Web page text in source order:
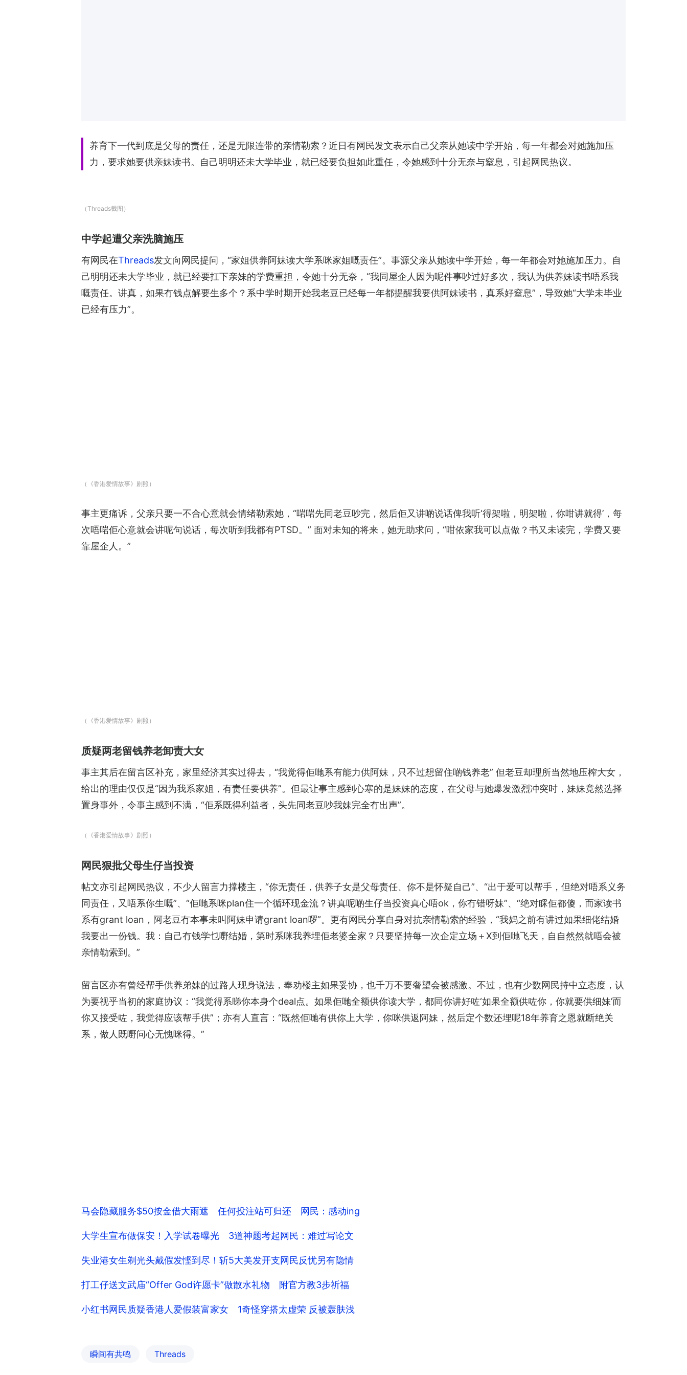
养育下一代到底是父母的责任，还是无限连带的亲情勒索？近日有网民发文表示自己父亲从她读中学开始，每一年都会对她施加压
力，要求她要供亲妹读书。自己明明还未大学毕业，就已经要负担如此重任，令她感到十分无奈与窒息，引起网民热议。
（Threads截图）
中学起遭父亲洗脑施压
有网民在Threads发文向网民提问，“家姐供养阿妹读大学系咪家姐嘅责任”。事源父亲从她读中学开始，每一年都会对她施加压力。自
己明明还未大学毕业，就已经要扛下亲妹的学费重担，令她十分无奈，“我同屋企人因为呢件事吵过好多次，我认为供养妹读书唔系我
嘅责任。讲真，如果冇钱点解要生多个？系中学时期开始我老豆已经每一年都提醒我要供阿妹读书，真系好窒息”，导致她“大学未毕业
已经有压力”。
（《香港爱情故事》剧照）
事主更痛诉，父亲只要一不合心意就会情绪勒索她，“啱啱先同老豆吵完，然后佢又讲啲说话俾我听‘得架啦，明架啦，你咁讲就得’，每
次唔啱佢心意就会讲呢句说话，每次听到我都有PTSD。” 面对未知的将来，她无助求问，“咁依家我可以点做？书又未读完，学费又要
靠屋企人。”
（《香港爱情故事》剧照）
质疑两老留钱养老卸责大女
事主其后在留言区补充，家里经济其实过得去，“我觉得佢哋系有能力供阿妹，只不过想留住啲钱养老” 但老豆却理所当然地压榨大女，
给出的理由仅仅是“因为我系家姐，有责任要供养”。但最让事主感到心寒的是妹妹的态度，在父母与她爆发激烈冲突时，妹妹竟然选择
置身事外，令事主感到不满，“佢系既得利益者，头先同老豆吵我妹完全冇出声”。
（《香港爱情故事》剧照）
网民狠批父母生仔当投资
帖文亦引起网民热议，不少人留言力撑楼主，“你无责任，供养子女是父母责任、你不是怀疑自己”、“出于爱可以帮手，但绝对唔系义务
同责任，又唔系你生嘅”、“佢哋系咪plan住一个循环现金流？讲真呢啲生仔当投资真心唔ok，你冇错呀妹”、“绝对睬佢都傻，而家读书
系有grant loan，阿老豆冇本事未叫阿妹申请grant loan啰”。更有网民分享自身对抗亲情勒索的经验，“我妈之前有讲过如果细佬结婚
我要出一份钱。我：自己冇钱学乜嘢结婚，第时系咪我养埋佢老婆全家？只要坚持每一次企定立场＋X到佢哋飞天，自自然然就唔会被
亲情勒索到。”
留言区亦有曾经帮手供养弟妹的过路人现身说法，奉劝楼主如果妥协，也千万不要奢望会被感激。不过，也有少数网民持中立态度，认
为要视乎当初的家庭协议：“我觉得系睇你本身个deal点。如果佢哋全额供你读大学，都同你讲好咗‘如果全额供咗你，你就要供细妹’而
你又接受咗，我觉得应该帮手供”；亦有人直言：“既然佢哋有供你上大学，你咪供返阿妹，然后定个数还埋呢18年养育之恩就断绝关
系，做人既嘢问心无愧咪得。”
马会隐藏服务$50按金借大雨遮 任何投注站可归还 网民：感动ing
大学生宣布做保安！入学试卷曝光 3道神题考起网民：难过写论文
失业港女生剃光头戴假发悭到尽！斩5大美发开支网民反忧另有隐情
打工仔送文武庙“Offer God许愿卡”做散水礼物 附官方教3步祈福
小红书网民质疑香港人爱假装富家女 1奇怪穿搭太虚荣 反被轰肤浅
瞬间有共鸣 Threads